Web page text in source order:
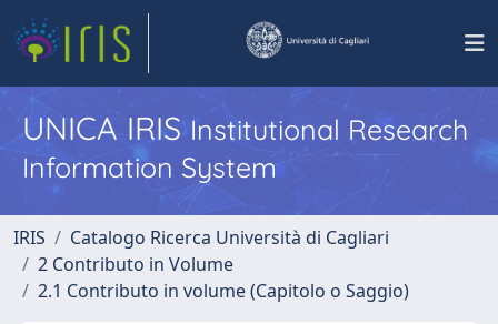
UNICA IRISInstitutional Research
Information System
IRIS
Catalogo Ricerca Università di Cagliari
2 Contributo in Volume
2.1 Contributo in volume (Capitolo o Saggio)